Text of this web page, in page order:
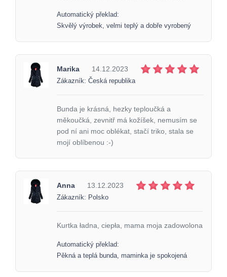
Automatický překlad:
Skvělý výrobek, velmi teplý a dobře vyrobený
Marika 14.12.2023
Zákazník: Česká republika
Bunda je krásná, hezky teploučká a
měkoučká, zevnitř má kožíšek, nemusím se
pod ní ani moc oblékat, stačí triko, stala se
mojí oblíbenou :-)
Anna 13.12.2023
Zákazník: Polsko
Kurtka ładna, ciepła, mama moja zadowolona
Automatický překlad:
Pěkná a teplá bunda, maminka je spokojená